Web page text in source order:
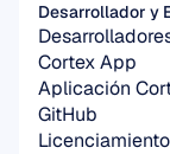
Desarrollador y
Cortex App
Aplicación
GitHub